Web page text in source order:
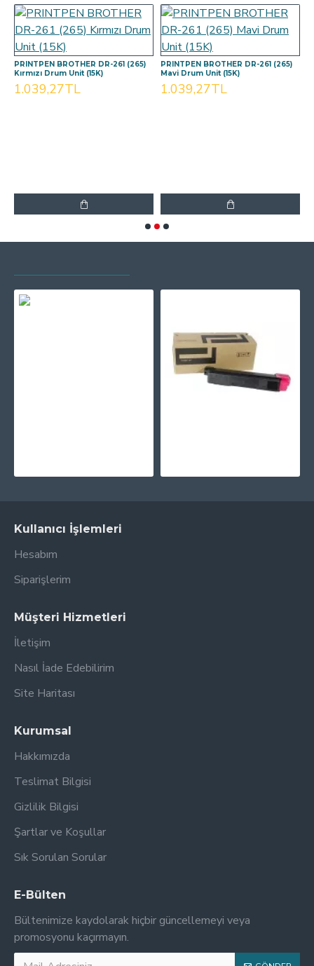
PRINTPEN BROTHER DR-261 (265)
Kırmızı Drum Unit (15K)
1.039,27TL
PRINTPEN BROTHER DR-261 (265)
Mavi Drum Unit (15K)
1.039,27TL
Kullanıcı İşlemleri
Hesabım
Siparişlerim
Müşteri Hizmetleri
İletişim
Nasıl İade Edebilirim
Site Haritası
Kurumsal
Hakkımızda
Teslimat Bilgisi
Gizlilik Bilgisi
Şartlar ve Koşullar
Sık Sorulan Sorular
E-Bülten
Bültenimize kaydolarak hiçbir güncellemeyi veya
promosyonu kaçırmayın.